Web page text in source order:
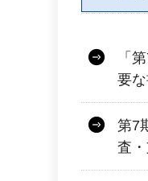
「
要
第7
査